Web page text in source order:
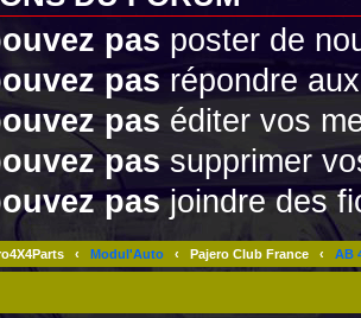
pas poster de
pas répondre
pas éditer vos
passupprimer
pasjoindre des
‹ Modul'Auto ‹ Pajero Club France ‹ AB